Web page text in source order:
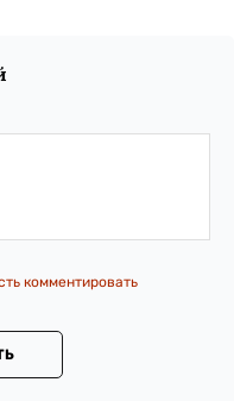
комментировать